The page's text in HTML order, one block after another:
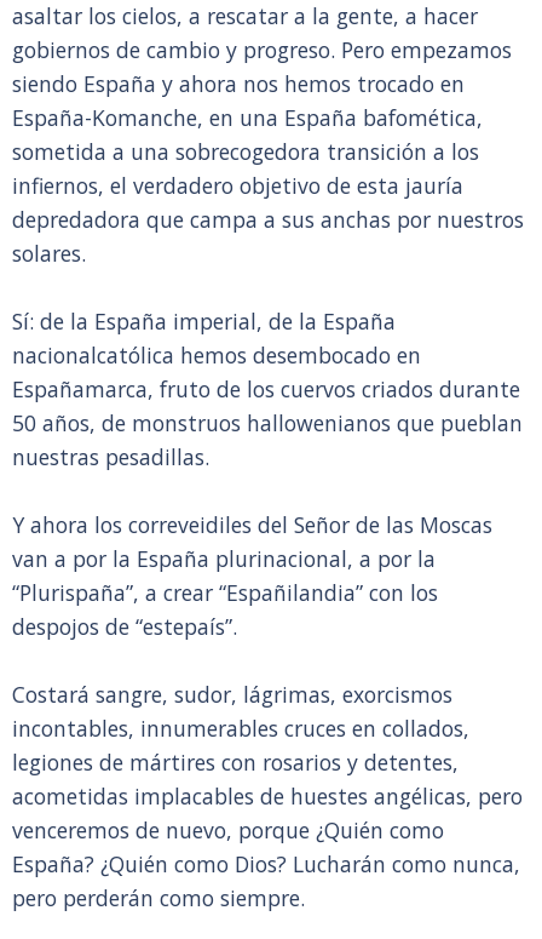
asaltar los cielos, a rescatar a la gente, a hacer
gobiernos de cambio y progreso. Pero empezamos
siendo España y ahora nos hemos trocado en
España-Komanche, en una España bafomética,
sometida a una sobrecogedora transición a los
infiernos, el verdadero objetivo de esta jauría
depredadora que campa a sus anchas por nuestros
solares.
Sí: de la España imperial, de la España
nacionalcatólica hemos desembocado en
Españamarca, fruto de los cuervos criados durante
50 años, de monstruos hallowenianos que pueblan
nuestras pesadillas.
Y ahora los correveidiles del Señor de las Moscas
van a por la España plurinacional, a por la
“Plurispaña”, a crear “Españilandia” con los
despojos de “estepaís”.
Costará sangre, sudor, lágrimas, exorcismos
incontables, innumerables cruces en collados,
legiones de mártires con rosarios y detentes,
acometidas implacables de huestes angélicas, pero
venceremos de nuevo, porque ¿Quién como
España? ¿Quién como Dios? Lucharán como nunca,
pero perderán como siempre.